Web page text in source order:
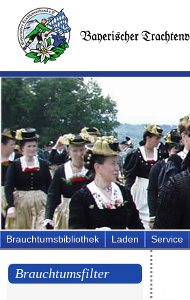
Brauchtumsbibliothek Laden Service
Brauchtumsfilter